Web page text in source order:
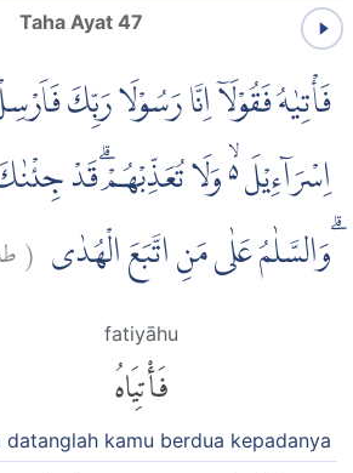
Taha Ayat 47
فَأْتِيٰهُ فَقُوْلَآ اِنَّا رَسُوْلَا رَبِّكَ
اِسْرَاۤءِيْلَ ەۙ وَلَا تُعَذِّبْهُمْۗ قَدْ
ۗوَالسَّلٰمُ عَلٰى مَنِ اتَّبَعَ الْهُدٰى (
fatiyāhu
فَأْتِيَاهُ
datanglah kamu berdua kepadanya